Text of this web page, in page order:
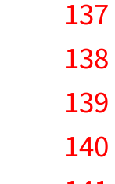
137
138
139
140